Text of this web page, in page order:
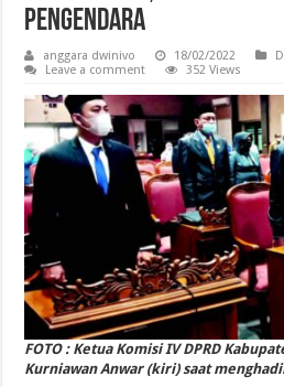
Pengendara
anggara dwinivo 18/02/2022
Leave a comment
352 Views
FOTO : Ketua Komisi IV DPRD
Kurniawan Anwar (kiri) saat